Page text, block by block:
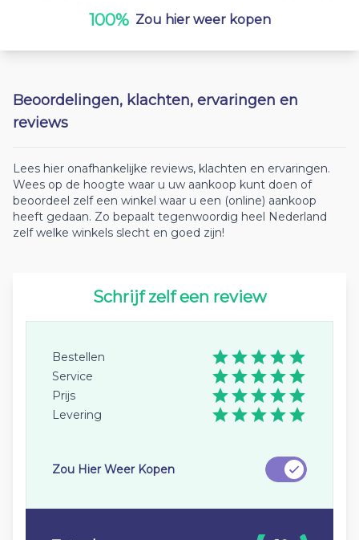
100% Zou hier weer kopen
Beoordelingen, klachten, ervaringen en
reviews
Lees hier onafhankelijke reviews, klachten en ervaringen.
Wees op de hoogte waar u uw aankoop kunt doen of
beoordeel zelf een winkel waar u een (online) aankoop
heeft gedaan. Zo bepaalt tegenwoordig heel Nederland
zelf welke winkels slecht en goed zijn!
Schrijf zelf een review
Bestellen
Service
Prijs
Levering
Zou Hier Weer Kopen